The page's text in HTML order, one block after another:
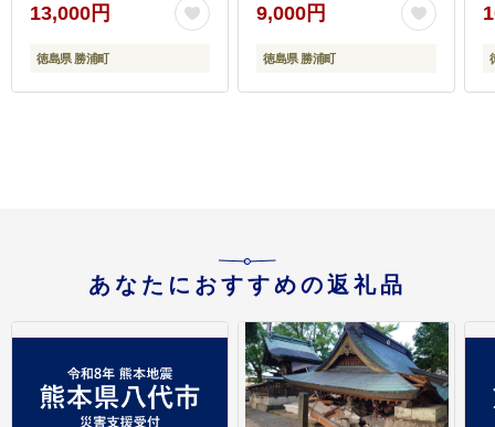
13,000円
徳島県 勝浦町
9,000円
徳島県 勝浦町
あなたにおすすめの返礼品